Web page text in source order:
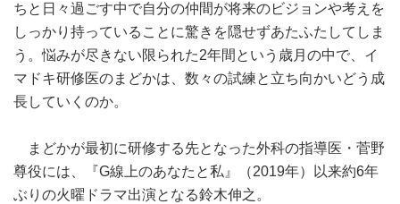
ちと日々過ごす中で自分の仲間が将来のビジョンや考えを
しっかり持っていることに驚きを隠せずあたふたしてしま
う。悩みが尽きない限られた2年間という歳月の中で、イ
マドキ研修医のまどかは、数々の試練と立ち向かいどう成
長していくのか。
まどかが最初に研修する先となった外科の指導医・菅野
尊役には、『G線上のあなたと私』（2019年）以来約6年
ぶりの火曜ドラマ出演となる鈴木伸之。